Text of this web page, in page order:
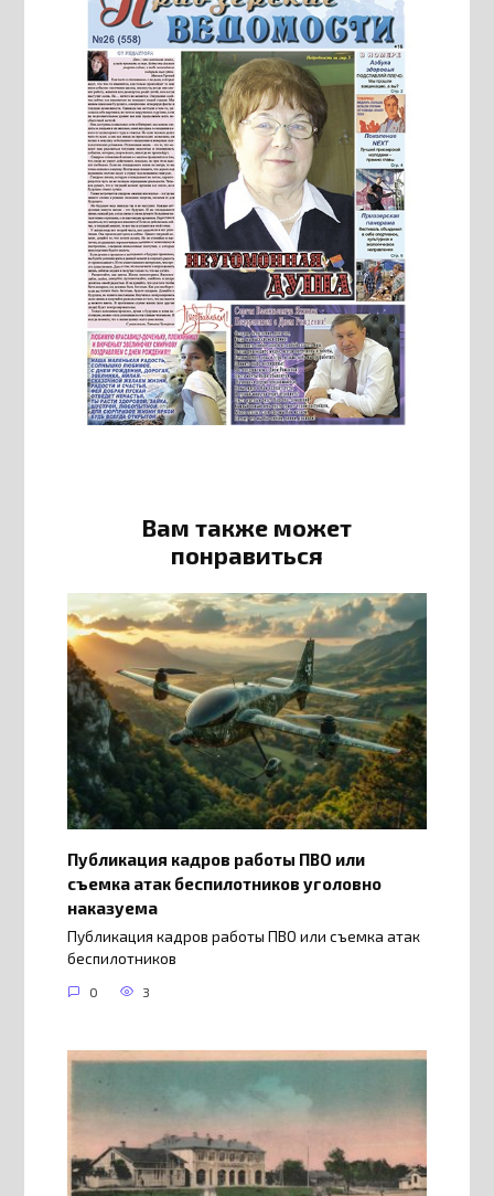
Вам также может
понравиться
Публикация кадров работы ПВО или
съемка атак беспилотников уголовно
наказуема
Публикация кадров работы ПВО или съемка атак
беспилотников
0 3